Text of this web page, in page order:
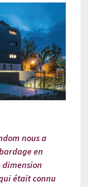
nous a
en
était connu